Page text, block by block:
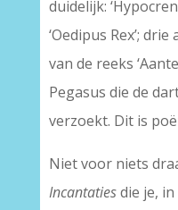
duidelijk:
‘Oedipus Rex’;
van de reeks
Pegasus die de
verzoekt. Dit is
Niet voor niets
Incantatiesdie je,